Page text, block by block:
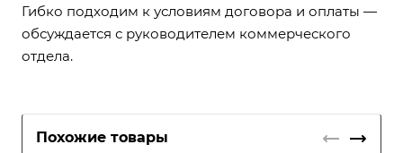
Гибко подходим к условиям договора и оплаты —
обсуждается с руководителем коммерческого
отдела.
Похожие товары